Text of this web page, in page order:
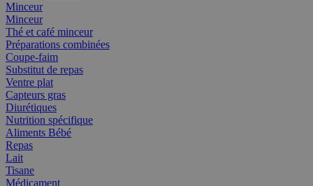
Minceur
Minceur
Thé et café minceur
Préparations combinées
Coupe-faim
Substitut de repas
Ventre plat
Capteurs gras
Diurétiques
Nutrition spécifique
Aliments Bébé
Repas
Lait
Tisane
Médicament